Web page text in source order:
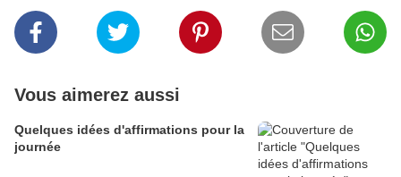
Vous aimerez aussi
Quelques idées d'affirmations pour la
journée